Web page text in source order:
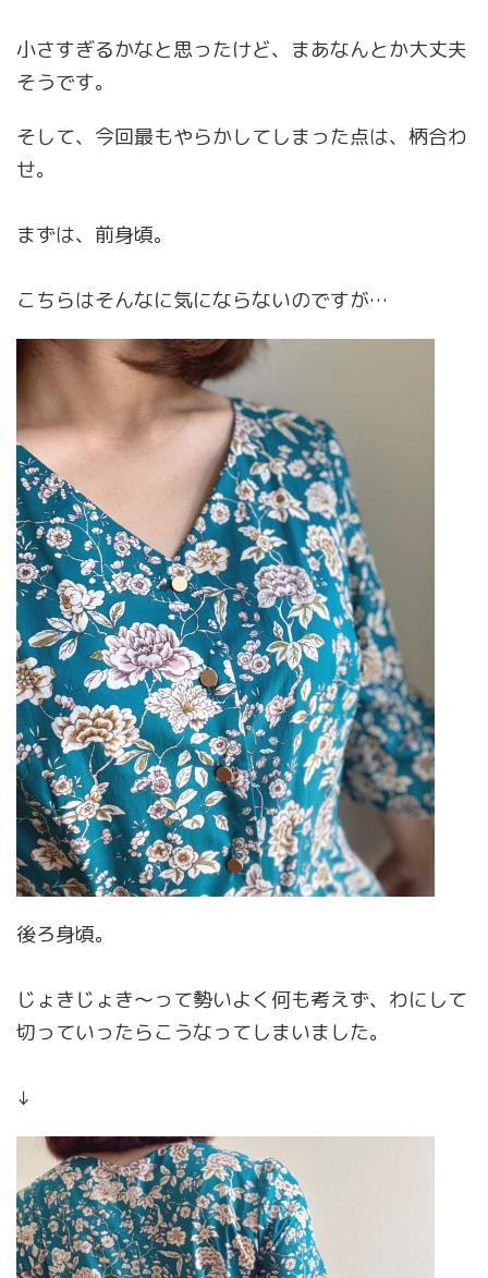
小さすぎるかなと思ったけど、まあなんとか大丈夫
そうです。
そして、今回最もやらかしてしまった点は、柄合わ
せ。
まずは、前身頃。
こちらはそんなに気にならないのですが…
後ろ身頃。
じょきじょき〜って勢いよく何も考えず、わにして
切っていったらこうなってしまいました。
↓